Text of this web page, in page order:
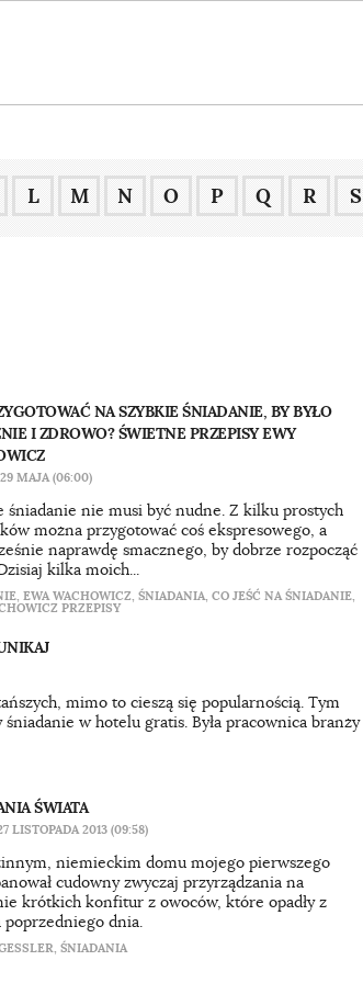
L M N O P Q R S
NA SZYBKIE ŚNIADANIE, BY BYŁO
I ZDROWO? ŚWIETNE PRZEPISY EWY
MAJA (06:00)
śniadanie nie musi być nudne. Z kilku prostych
można przygotować coś ekspresowego, a
naprawdę smacznego, by dobrze rozpocząć
kilka moich...
, EWA WACHOWICZ, ŚNIADANIA, CO JEŚĆ NA ŚNIADANIE,
PRZEPISY
mimo to cieszą się popularnością. Tym
w hotelu gratis. Była pracownica branży
ŚWIATA
LISTOPADA 2013 (09:58)
niemieckim domu mojego pierwszego
cudowny zwyczaj przyrządzania na
krótkich konfitur z owoców, które opadły z
poprzedniego dnia.
, ŚNIADANIA